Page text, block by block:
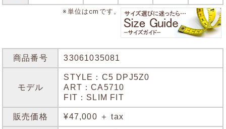
※単位はcmです。
商品番号 33061035081
モデル
STYLE：C5 DPJ5Z0
ART：CA5710
FIT：SLIM FIT
販売価格 ¥47,000 ＋ tax